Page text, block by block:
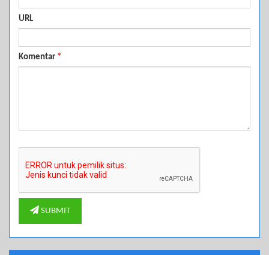
URL
Komentar *
SUBMIT